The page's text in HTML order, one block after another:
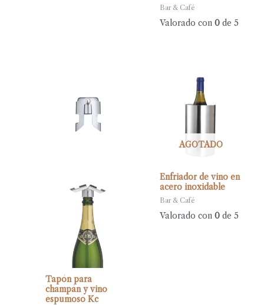
Bar & Café
Valorado con 0de 5
Tapón para
champán y vino
espumoso Kc
AGOTADO
Enfriador de vino en
acero inoxidable
Bar & Café
Valorado con 0de 5